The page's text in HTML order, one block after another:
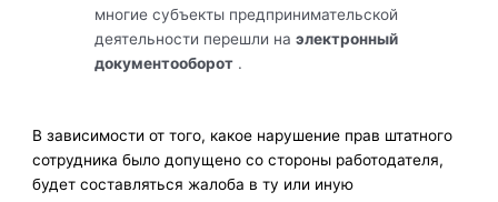
многие субъекты предпринимательской
деятельности перешли наэлектронный
документооборот .
В зависимости от того, какое нарушение прав штатного
сотрудника было допущено со стороны работодателя,
будет составляться жалоба в ту или иную